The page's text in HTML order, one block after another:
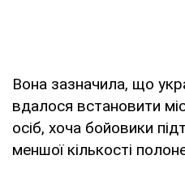
Вона зазначила, що
вдалося встановити
осіб, хоча бойовики
меншої кількості